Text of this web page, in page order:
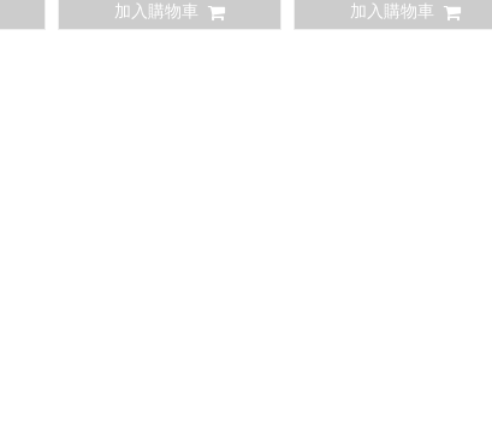
加入購物車 加入購物車